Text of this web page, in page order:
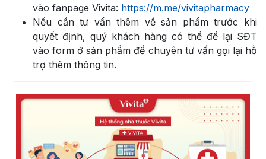
vào fanpage Vivita: https://m.me/vivitapharmacy
Nếu cần tư vấn thêm về sản phẩm trước khi
quyết định, quý khách hàng có thể để lại SĐT
vào form ở sản phẩm để chuyên tư vấn gọi lại hỗ
trợ thêm thông tin.